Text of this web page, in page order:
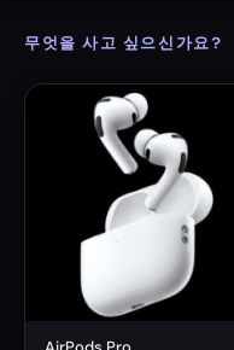
무엇을 사고 싶으신가요?